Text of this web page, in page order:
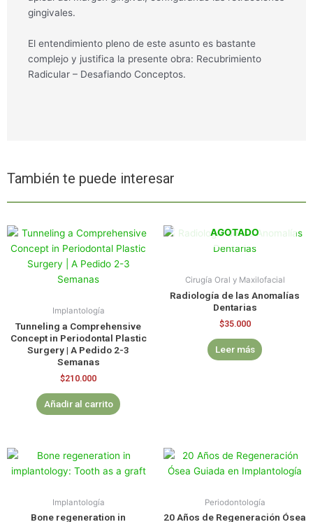
gingivales.
El entendimiento pleno de este asunto es bastante
complejo y justifica la presente obra: Recubrimiento
Radicular – Desafiando Conceptos.
También te puede interesar
Implantología
Tunneling a Comprehensive
Concept in Periodontal Plastic
Surgery | A Pedido 2-3
Semanas
$210.000
Añadir al carrito
AGOTADO
Cirugía Oral y Maxilofacial
Radiología de las Anomalías
Dentarias
$35.000
Leer más
Implantología
Bone regeneration in
Periodontología
20 Años de Regeneración Ósea